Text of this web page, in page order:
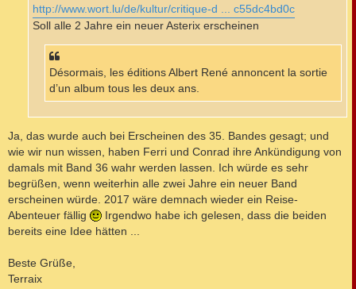
http://www.wort.lu/de/kultur/critique-d ... c55dc4bd0c
Soll alle 2 Jahre ein neuer Asterix erscheinen
Désormais, les éditions Albert René annoncent la sortie
d’un album tous les deux ans.
Ja, das wurde auch bei Erscheinen des 35. Bandes gesagt; und
wie wir nun wissen, haben Ferri und Conrad ihre Ankündigung von
damals mit Band 36 wahr werden lassen. Ich würde es sehr
begrüßen, wenn weiterhin alle zwei Jahre ein neuer Band
erscheinen würde. 2017 wäre demnach wieder ein Reise-
Abenteuer fällig
Irgendwo habe ich gelesen, dass die beiden
bereits eine Idee hätten ...
Beste Grüße,
Terraix